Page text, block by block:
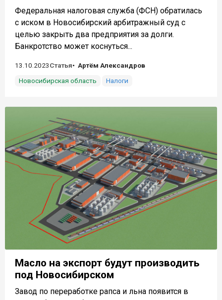
Федеральная налоговая служба (ФСН) обратилась
с иском в Новосибирский арбитражный суд с
целью закрыть два предприятия за долги.
Банкротство может коснуться...
13.10.2023Статья
Артём Александров
Новосибирская область
Налоги
Масло на экспорт будут производить
под Новосибирском
Завод по переработке рапса и льна появится в